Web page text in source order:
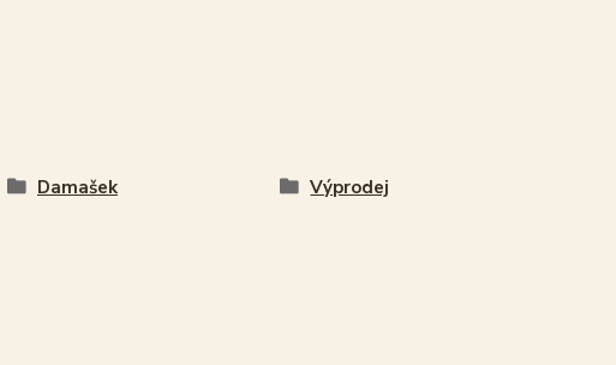
Damašek Výprodej